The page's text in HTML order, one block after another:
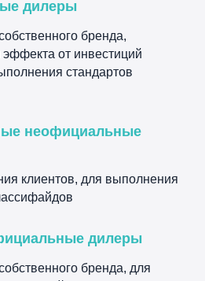
дилеры
бренда,
от инвестиций
стандартов
неофициальные
клиентов, для выполнения
дилеры
бренда, для